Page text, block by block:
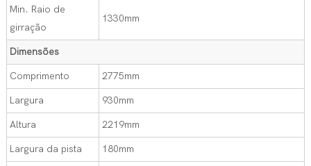
Min. Raio de
girração
1330mm
Dimensões
Comprimento 2775mm
Largura 930mm
Altura 2219mm
Largura da pista 180mm